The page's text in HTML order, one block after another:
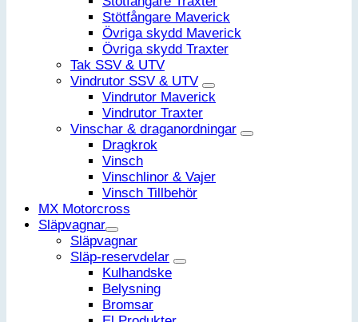
Stötfångare Maverick
Övriga skydd Maverick
Övriga skydd Traxter
Tak SSV & UTV
Vindrutor SSV & UTV
Vindrutor Maverick
Vindrutor Traxter
Vinschar & draganordningar
Dragkrok
Vinsch
Vinschlinor & Vajer
Vinsch Tillbehör
MX Motorcross
Släpvagnar
Släpvagnar
Släp-reservdelar
Kulhandske
Belysning
Bromsar